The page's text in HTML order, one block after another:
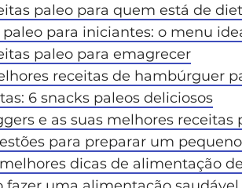
paleo para quem está de
paleo para iniciantes: o menu
paleo para emagrecer
receitas de hambúrguer
6 snacks paleos deliciosos
e as suas melhores receitas
para preparar um
melhores dicas de alimentação